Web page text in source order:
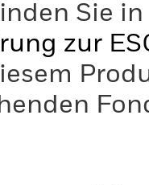
Sie
zur